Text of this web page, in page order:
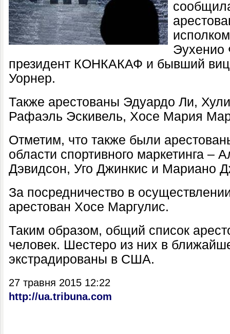
Эухенио
президент КОНКАКАФ и бывший
Уорнер.
Также арестованы Эдуардо Ли,
Рафаэль Эскивель, Хосе Мария
Отметим, что также были
области спортивного маркетинга –
Дэвидсон, Уго Джинкис и Мариано
За посредничество в
арестован Хосе Маргулис.
Таким образом, общий список
человек. Шестеро из них в
экстрадированы в США.
27 травня 2015 12:22
http://ua.tribuna.com